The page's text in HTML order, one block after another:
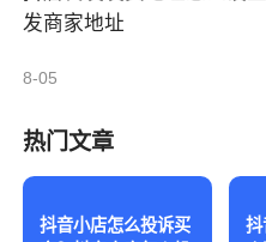
发商家地址
8-05
热门文章
抖音小店怎么投诉买